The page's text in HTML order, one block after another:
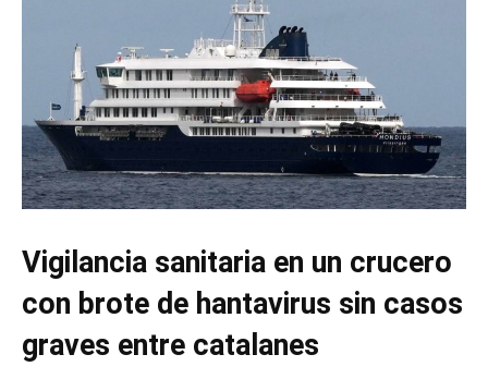
Vigilancia sanitaria en un crucero
con brote de hantavirus sin casos
graves entre catalanes